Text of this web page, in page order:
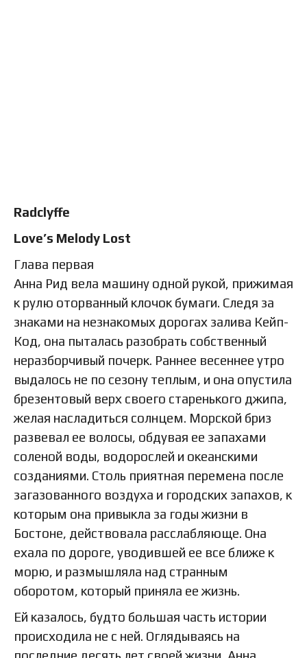
Radclyffe
Love’s Melody Lost
Глава первая
Анна Рид вела машину одной рукой, прижимая
к рулю оторванный клочок бумаги. Следя за
знаками на незнакомых дорогах залива Кейп-
Код, она пыталась разобрать собственный
неразборчивый почерк. Раннее весеннее утро
выдалось не по сезону теплым, и она опустила
брезентовый верх своего старенького джипа,
желая насладиться солнцем. Морской бриз
развевал ее волосы, обдувая ее запахами
соленой воды, водорослей и океанскими
созданиями. Столь приятная перемена после
загазованного воздуха и городских запахов, к
которым она привыкла за годы жизни в
Бостоне, действовала расслабляюще. Она
ехала по дороге, уводившей ее все ближе к
морю, и размышляла над странным
оборотом, который приняла ее жизнь.
Ей казалось, будто большая часть истории
происходила не с ней. Оглядываясь на